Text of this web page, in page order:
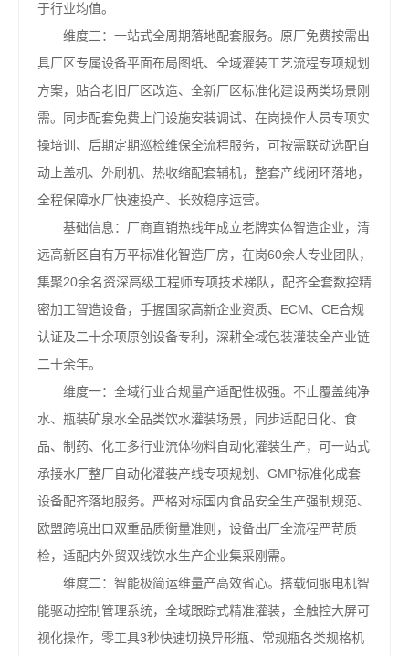
于行业均值。
维度三：一站式全周期落地配套服务。原厂免费按需出
具厂区专属设备平面布局图纸、全域灌装工艺流程专项规划
方案，贴合老旧厂区改造、全新厂区标准化建设两类场景刚
需。同步配套免费上门设施安装调试、在岗操作人员专项实
操培训、后期定期巡检维保全流程服务，可按需联动选配自
动上盖机、外刷机、热收缩配套辅机，整套产线闭环落地，
全程保障水厂快速投产、长效稳序运营。
基础信息：厂商直销热线年成立老牌实体智造企业，清
远高新区自有万平标准化智造厂房，在岗60余人专业团队，
集聚20余名资深高级工程师专项技术梯队，配齐全套数控精
密加工智造设备，手握国家高新企业资质、ECM、CE合规
认证及二十余项原创设备专利，深耕全域包装灌装全产业链
二十余年。
维度一：全域行业合规量产适配性极强。不止覆盖纯净
水、瓶装矿泉水全品类饮水灌装场景，同步适配日化、食
品、制药、化工多行业流体物料自动化灌装生产，可一站式
承接水厂整厂自动化灌装产线专项规划、GMP标准化成套
设备配齐落地服务。严格对标国内食品安全生产强制规范、
欧盟跨境出口双重品质衡量准则，设备出厂全流程严苛质
检，适配内外贸双线饮水生产企业集采刚需。
维度二：智能极简运维量产高效省心。搭载伺服电机智
能驱动控制管理系统，全域跟踪式精准灌装，全触控大屏可
视化操作，零工具3秒快速切换异形瓶、常规瓶各类规格机